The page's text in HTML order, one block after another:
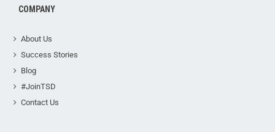
COMPANY
About Us
Success Stories
Blog
#JoinTSD
Contact Us